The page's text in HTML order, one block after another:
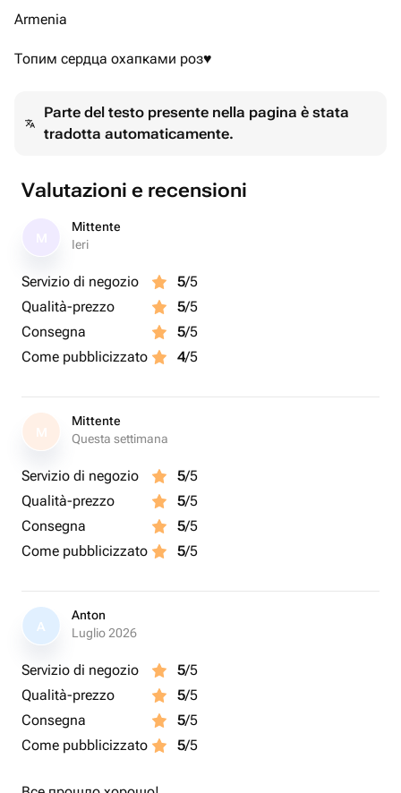
Armenia
Топим сердца охапками роз♥️
Parte del testo presente nella pagina è stata
tradotta automaticamente.
Valutazioni e recensioni
Mittente
Ieri
Servizio di negozio 5/5
Qualità-prezzo
5/5
Consegna
5/5
Come pubblicizzato
4/5
M
Mittente
Questa settimana
Servizio di negozio 5/5
Qualità-prezzo
5/5
Consegna
5/5
Come pubblicizzato
5/5
A
Anton
Luglio 2026
Servizio di negozio 5/5
Qualità-prezzo
5/5
Consegna
5/5
Come pubblicizzato
5/5